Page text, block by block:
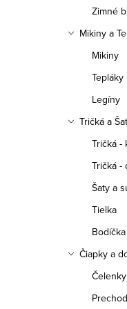
n
Zimné
Mikiny a
Mikiny
Tepláky
Legíny
Tričká a
Tričká -
Tričká -
Šaty a
Tielka
Bodíčka
Čiapky a
Čelenky